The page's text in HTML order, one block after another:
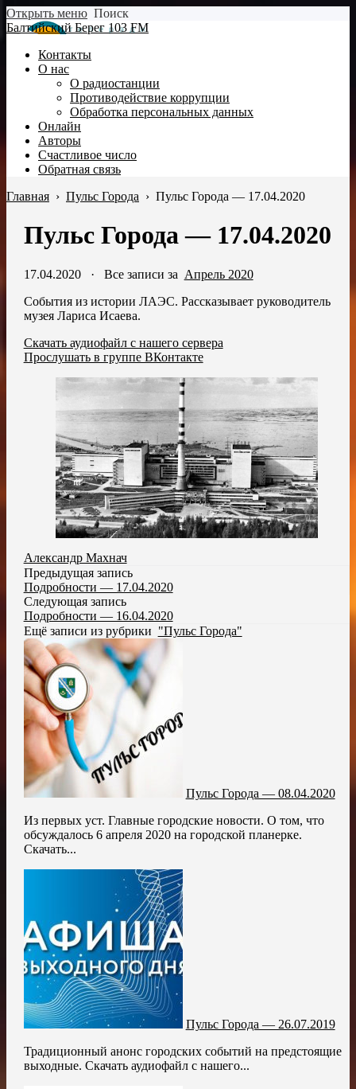
Открыть меню Поиск
Балтийский Берег 103 FM
Контакты
О нас
О радиостанции
Противодействие коррупции
Обработка персональных данных
Онлайн
Авторы
Счастливое число
Обратная связь
Главная › Пульс Города › Пульс Города — 17.04.2020
Пульс Города — 17.04.2020
17.04.2020· Все записи за Апрель 2020
События из истории ЛАЭС. Рассказывает руководитель
музея Лариса Исаева.
Скачать аудиофайл с нашего сервера
Прослушать в группе ВКонтакте
Александр Махнач
Предыдущая запись
Подробности — 17.04.2020
Следующая запись
Подробности — 16.04.2020
Ещё записи из рубрики "Пульс Города"
Пульс Города — 08.04.2020
Из первых уст. Главные городские новости. О том, что
обсуждалось 6 апреля 2020 на городской планерке.
Скачать...
Пульс Города — 26.07.2019
Традиционный анонс городских событий на предстоящие
выходные. Скачать аудиофайл с нашего...